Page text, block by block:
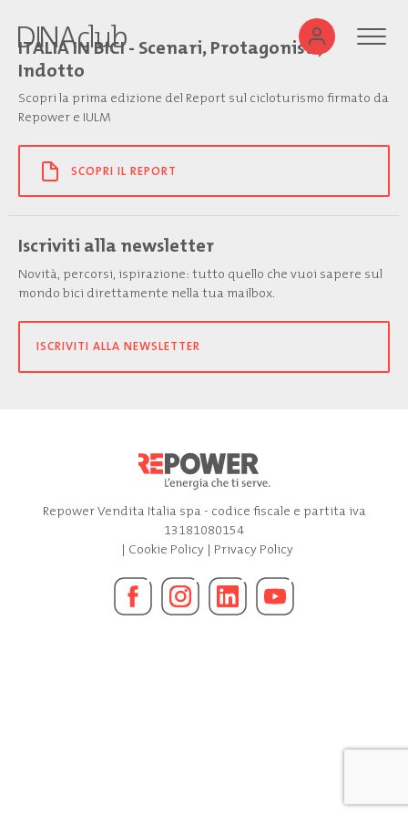
ITALIA IN BICI - Scenari, Protagonisti,
Indotto
Scopri la prima edizione del Report sul cicloturismo firmato da
Repower e IULM
SCOPRI IL REPORT
Iscriviti alla newsletter
Novità, percorsi, ispirazione: tutto quello che vuoi sapere sul
mondo bici direttamente nella tua mailbox.
ISCRIVITI ALLA NEWSLETTER
Repower Vendita Italia spa - codice fiscale e partita iva
13181080154
| Cookie Policy| Privacy Policy